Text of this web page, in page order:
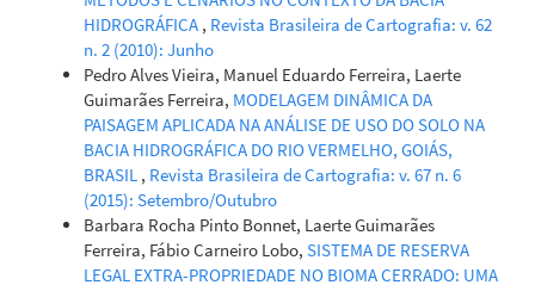
HIDROGRÁFICA , Revista Brasileira de Cartografia: v. 62
n. 2 (2010): Junho
Pedro Alves Vieira, Manuel Eduardo Ferreira, Laerte
Guimarães Ferreira, MODELAGEM DINÂMICA DA
PAISAGEM APLICADA NA ANÁLISE DE USO DO SOLO NA
BACIA HIDROGRÁFICA DO RIO VERMELHO, GOIÁS,
BRASIL , Revista Brasileira de Cartografia: v. 67 n. 6
(2015): Setembro/Outubro
Barbara Rocha Pinto Bonnet, Laerte Guimarães
Ferreira, Fábio Carneiro Lobo, SISTEMA DE RESERVA
LEGAL EXTRA-PROPRIEDADE NO BIOMA CERRADO: UMA